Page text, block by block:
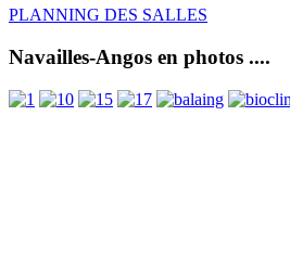
PLANNING DES SALLES
Navailles-Angos en photos ....